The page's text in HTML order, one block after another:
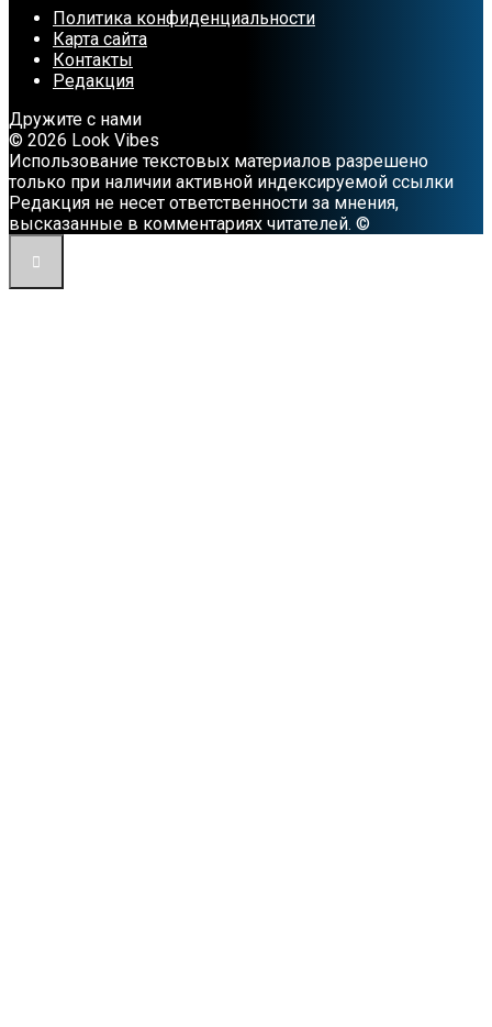
Политика конфиденциальности
Карта сайта
Контакты
Редакция
Дружите с нами
© 2026 Look Vibes
Использование текстовых материалов разрешено
только при наличии активной индексируемой ссылки
Редакция не несет ответственности за мнения,
высказанные в комментариях читателей. ©